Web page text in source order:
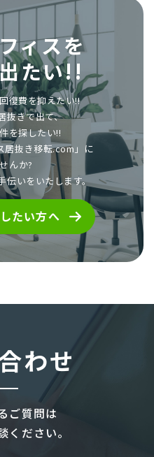
ィスを
たい!!
復費を抑えたい!!
抜きで出て、
を探したい!!
居抜き移転.com」に
んか?
伝いをいたします。
たい方へ
わせ
ご質問は
ください。